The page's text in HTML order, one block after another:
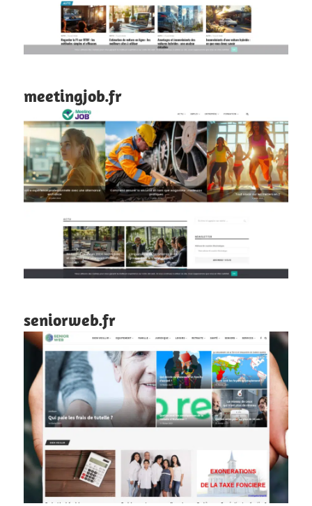
meetingjob.fr
seniorweb.fr